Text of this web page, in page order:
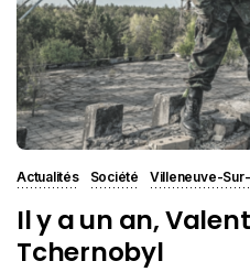
Actualités Société Villeneuve-
Il y a un an,
Tchernobyl